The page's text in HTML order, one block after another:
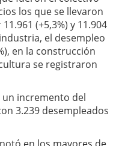
los que se llevaron
(+5,3%) y 11.904
el desempleo
en la construcción
se registraron
incremento del
3.239 desempleados